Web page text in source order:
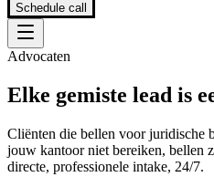
Schedule call
Advocaten
Elke gemiste lead is
Cliënten die bellen voor juridische
jouw kantoor niet bereiken, bellen
directe, professionele intake, 24/7.